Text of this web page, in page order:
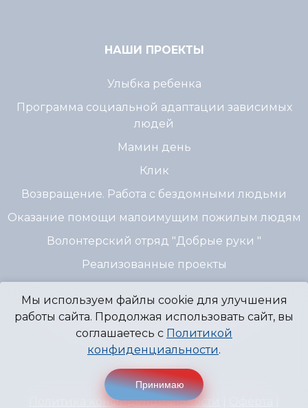
НАШИ ПРОЕКТЫ
Улыбка ребенка
Программа социальной адаптации зависимых
людей
Мамин день
Клик
Возвращение. Работа с бездомными людьми
Оказание помощи малоимущим пожилым людям
Волонтерский отряд "Добрые руки "
Реализованные проекты
© 2007 - 2026 Благотворительный Фонд
"Источник Надежды" г. Пермь
Политика конфиденциальности
Мы используем файлы cookie для улучшения
работы сайта. Продолжая использовать сайт, вы
соглашаетесь с Политикой
конфиденциальности.
Принимаю